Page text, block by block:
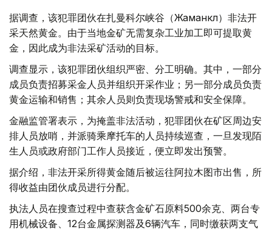
据调查，该犯罪团伙在扎曼科尔峡谷（Жаманкөл）非法开
采天然黄金。由于当地金矿无需复杂工业加工即可提取黄
金，因此成为非法采矿活动的目标。
调查显示，该犯罪团伙组织严密、分工明确。其中，一部分
成员负责招募采金人员并组织开采作业；另一部分成员负责
黄金运输和销售；其余人员则负责现场警戒和安全保障。
金融监管署表示，为掩盖非法活动，犯罪团伙在矿区周边安
排人员放哨，并派骑乘摩托车的人员持续巡查，一旦发现陌
生人员或政府部门工作人员接近，便立即发出预警。
据介绍，非法开采所得黄金随后被运往阿拉木图市出售，所
得收益由团伙成员进行分配。
执法人员在搜查过程中查获含金矿石原料500余克、两台专
用机械设备、12台金属探测器及6辆汽车，同时缴获两支气